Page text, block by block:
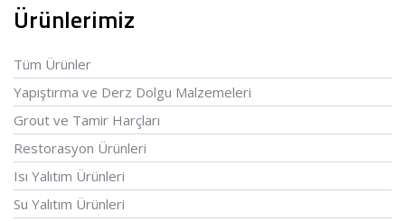
Ürünlerimiz
Tüm Ürünler
Yapıştırma ve Derz Dolgu Malzemeleri
Grout ve Tamir Harçları
Restorasyon Ürünleri
Isı Yalıtım Ürünleri
Su Yalıtım Ürünleri